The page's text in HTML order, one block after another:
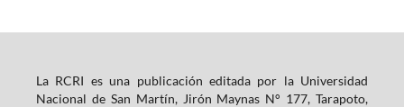
La RCRI es una publicación editada por la Universidad
Nacional de San Martín, Jirón Maynas N° 177, Tarapoto,